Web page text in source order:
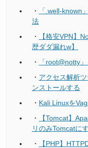
・
「.well-known
法
・
【格安VPN】
歴ダダ漏れw】
・
「root@notty
・ アクセス解析
ンストールする
・ Kali Linuxを
・
【Tomcat】
リのみTomcatに
・
【PHP】